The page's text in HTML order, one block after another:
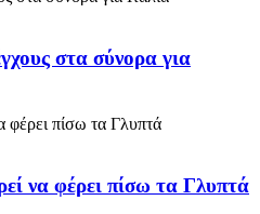
στα σύνορα για
να φέρει πίσω τα Γλυπτά